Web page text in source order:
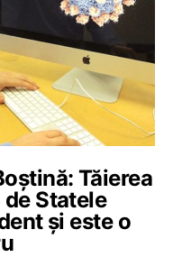
Tăierea
Statele
și este o